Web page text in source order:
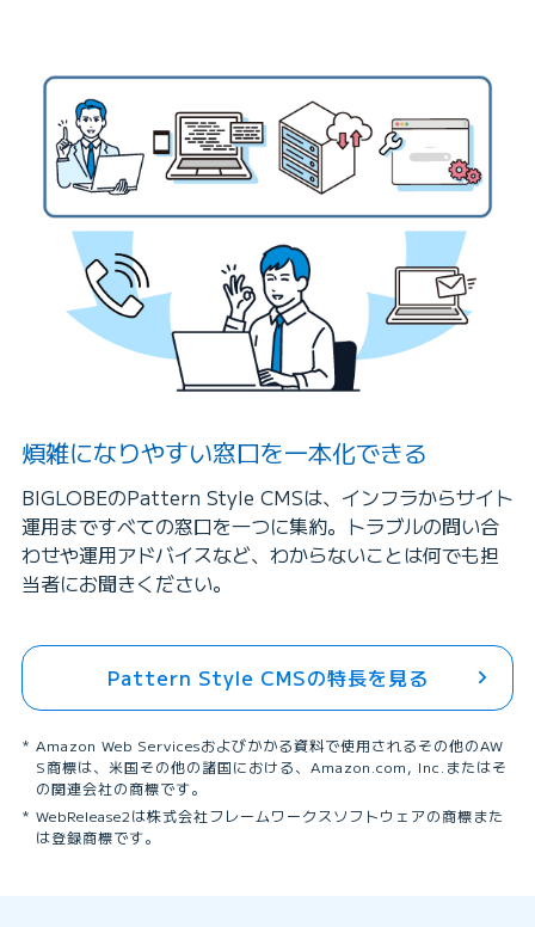
煩雑になりやすい窓口を一本化できる
BIGLOBEのPattern Style CMSは、インフラからサイト
運用まですべての窓口を一つに集約。トラブルの問い合
わせや運用アドバイスなど、わからないことは何でも担
当者にお聞きください。
Pattern Style CMSの特長を見る
Amazon Web Servicesおよびかかる資料で使用されるその他のAW
S商標は、米国その他の諸国における、Amazon.com, Inc.またはそ
の関連会社の商標です。
WebRelease2は株式会社フレームワークスソフトウェアの商標また
は登録商標です。